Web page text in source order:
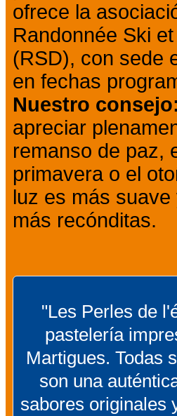
ofrece la
Randonnée Ski
(RSD), con sede
en fechas
Nuestro consejo:
apreciar
remanso de paz,
primavera o el
luz es más
más recónditas.
"Les Perles de
pastelería
Martigues. Todas
son una
sabores originales